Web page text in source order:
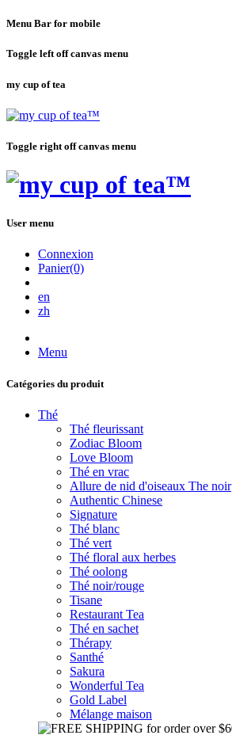
Menu Bar for mobile
Toggle left off canvas menu
my cup of tea
Toggle right off canvas menu
User menu
Connexion
Panier(0)
en
zh
Menu
Catégories du produit
Thé
Thé fleurissant
Zodiac Bloom
Love Bloom
Thé en vrac
Allure de nid d'oiseaux The noir
Authentic Chinese
Signature
Thé blanc
Thé vert
Thé floral aux herbes
Thé oolong
Thé noir/rouge
Tisane
Restaurant Tea
Thé en sachet
Thérapy
Santhé
Sakura
Wonderful Tea
Gold Label
Mélange maison